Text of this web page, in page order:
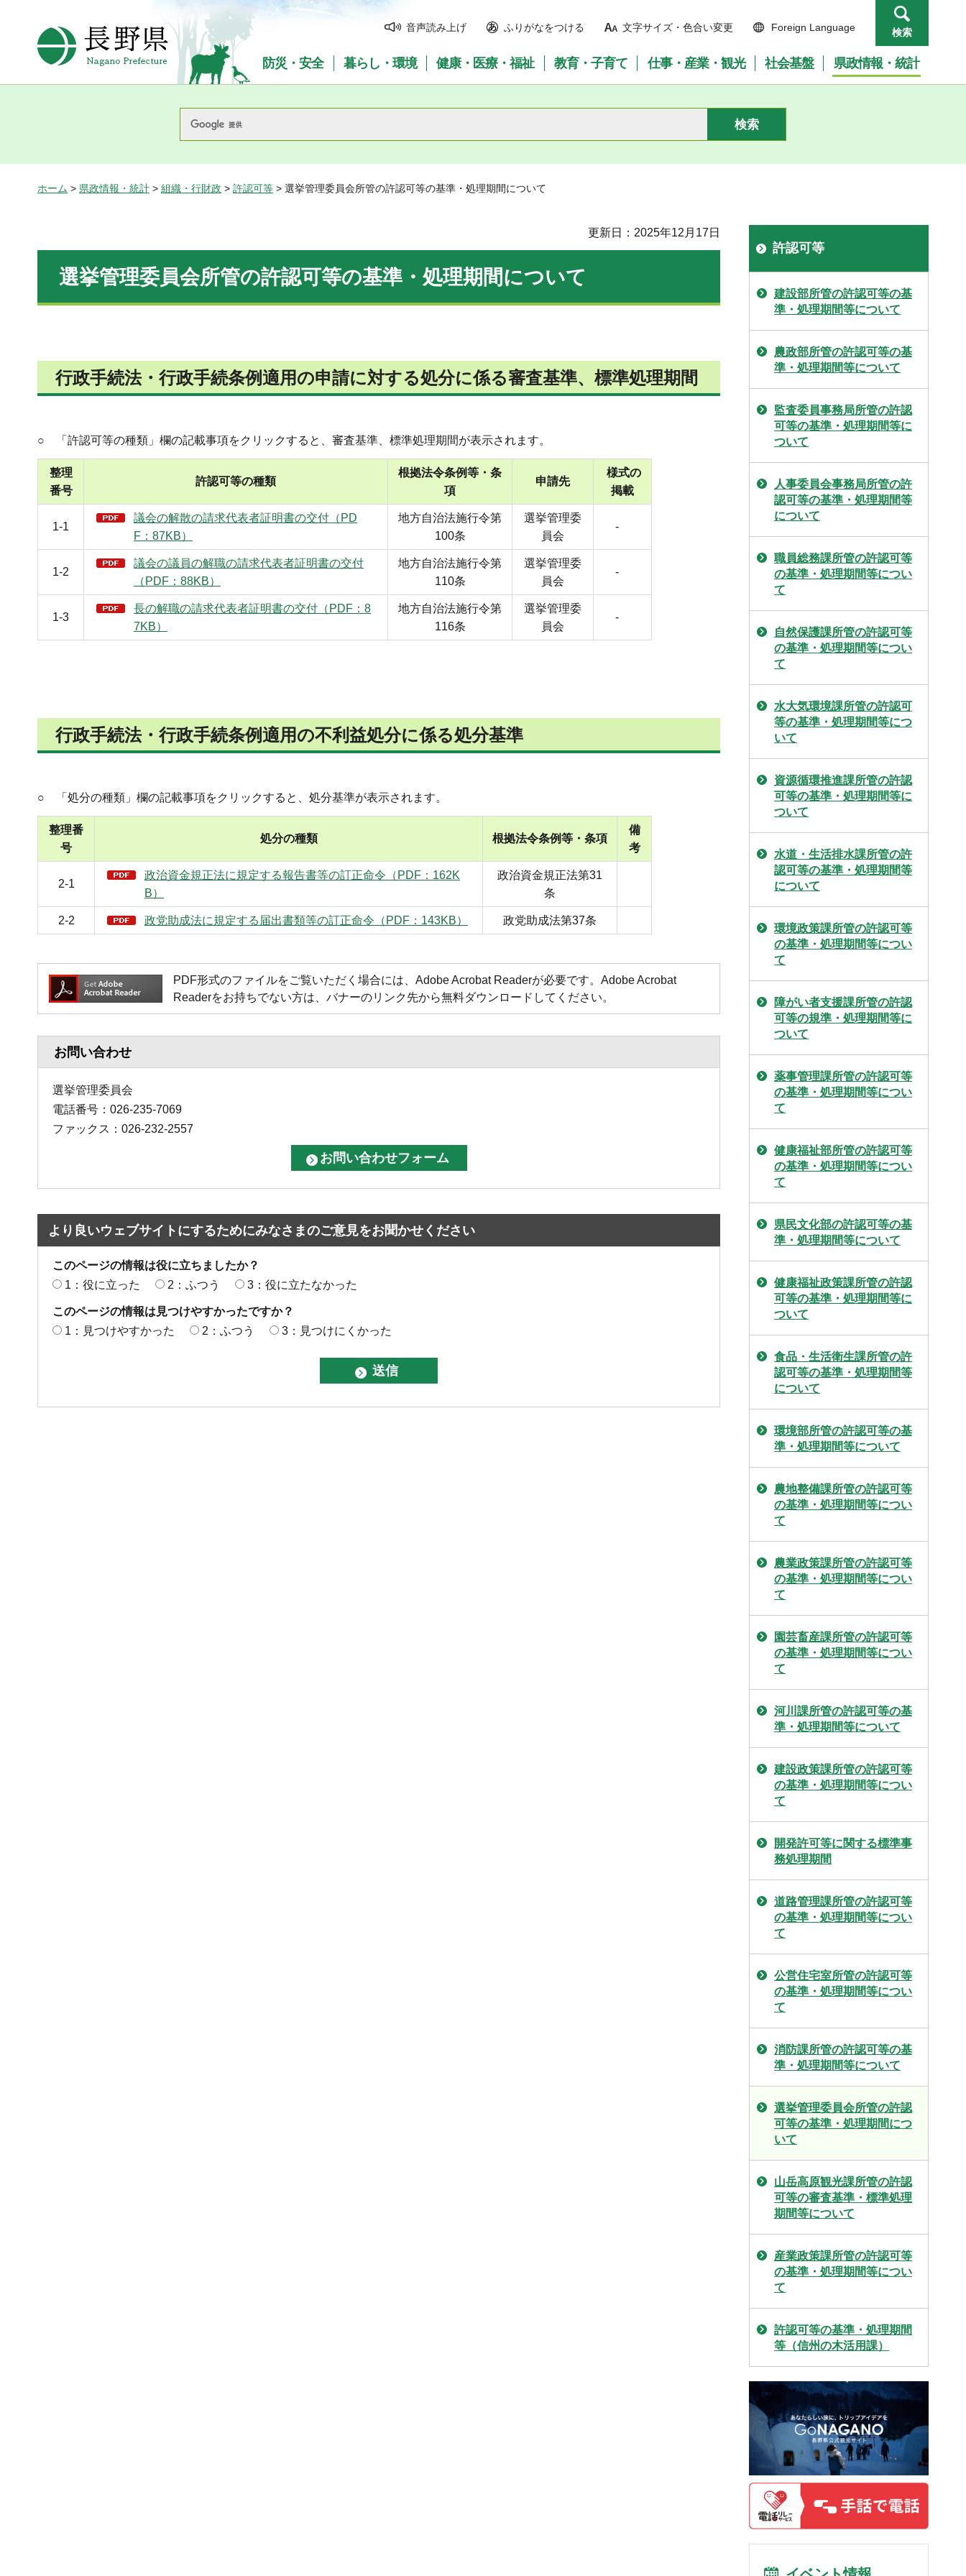
長野県Nagano Prefecture
音声読み上げ ふりがなをつける 文字サイズ・色合い変更 Foreign Language 検索
防災・安全 暮らし・環境 健康・医療・福祉 教育・子育て 仕事・産業・観光 社会基盤 県政情報・統計
ホーム > 県政情報・統計 > 組織・行財政 > 許認可等 > 選挙管理委員会所管の許認可等の基準・処理期間について
更新日：2025年12月17日
選挙管理委員会所管の許認可等の基準・処理期間について
行政手続法・行政手続条例適用の申請に対する処分に係る審査基準、標準処理期間
○ 「許認可等の種類」欄の記載事項をクリックすると、審査基準、標準処理期間が表示されます。
整理
番号
許認可等の種類
根拠法令条例等・条
項
申請先
様式の
掲載
1-1
議会の解散の請求代表者証明書の交付（PD
F：87KB）
地方自治法施行令第
100条
選挙管理委
員会
-
1-2
議会の議員の解職の請求代表者証明書の交付
（PDF：88KB）
地方自治法施行令第
110条
選挙管理委
員会
-
1-3
長の解職の請求代表者証明書の交付（PDF：8
7KB）
地方自治法施行令第
116条
選挙管理委
員会
-
行政手続法・行政手続条例適用の不利益処分に係る処分基準
○ 「処分の種類」欄の記載事項をクリックすると、処分基準が表示されます。
整理番
号
処分の種類 根拠法令条例等・条項
備
考
2-1
政治資金規正法に規定する報告書等の訂正命令（PDF：162K
B）
政治資金規正法第31
条
2-2 政党助成法に規定する届出書類等の訂正命令（PDF：143KB） 政党助成法第37条
PDF形式のファイルをご覧いただく場合には、Adobe Acrobat Readerが必要です。Adobe Acrobat
Readerをお持ちでない方は、バナーのリンク先から無料ダウンロードしてください。
お問い合わせ
選挙管理委員会
電話番号：026-235-7069
ファックス：026-232-2557
より良いウェブサイトにするためにみなさまのご意見をお聞かせください
このページの情報は役に立ちましたか？
1：役に立った
2：ふつう 3：役に立たなかった
このページの情報は見つけやすかったですか？
1：見つけやすかった
2：ふつう 3：見つけにくかった
許認可等
建設部所管の許認可等の基
準・処理期間等について
農政部所管の許認可等の基
準・処理期間等について
監査委員事務局所管の許認
可等の基準・処理期間等に
ついて
人事委員会事務局所管の許
認可等の基準・処理期間等
について
職員総務課所管の許認可等
の基準・処理期間等につい
て
自然保護課所管の許認可等
の基準・処理期間等につい
て
水大気環境課所管の許認可
等の基準・処理期間等につ
いて
資源循環推進課所管の許認
可等の基準・処理期間等に
ついて
水道・生活排水課所管の許
認可等の基準・処理期間等
について
環境政策課所管の許認可等
の基準・処理期間等につい
て
障がい者支援課所管の許認
可等の規準・処理期間等に
ついて
薬事管理課所管の許認可等
の基準・処理期間等につい
て
健康福祉部所管の許認可等
の基準・処理期間等につい
て
県民文化部の許認可等の基
準・処理期間等について
健康福祉政策課所管の許認
可等の基準・処理期間等に
ついて
食品・生活衛生課所管の許
認可等の基準・処理期間等
について
環境部所管の許認可等の基
準・処理期間等について
農地整備課所管の許認可等
の基準・処理期間等につい
て
農業政策課所管の許認可等
の基準・処理期間等につい
て
園芸畜産課所管の許認可等
の基準・処理期間等につい
て
河川課所管の許認可等の基
準・処理期間等について
建設政策課所管の許認可等
の基準・処理期間等につい
て
開発許可等に関する標準事
務処理期間
道路管理課所管の許認可等
の基準・処理期間等につい
て
公営住宅室所管の許認可等
の基準・処理期間等につい
て
消防課所管の許認可等の基
準・処理期間等について
選挙管理委員会所管の許認
可等の基準・処理期間につ
いて
山岳高原観光課所管の許認
可等の審査基準・標準処理
期間等について
産業政策課所管の許認可等
の基準・処理期間等につい
て
許認可等の基準・処理期間
等（信州の木活用課）